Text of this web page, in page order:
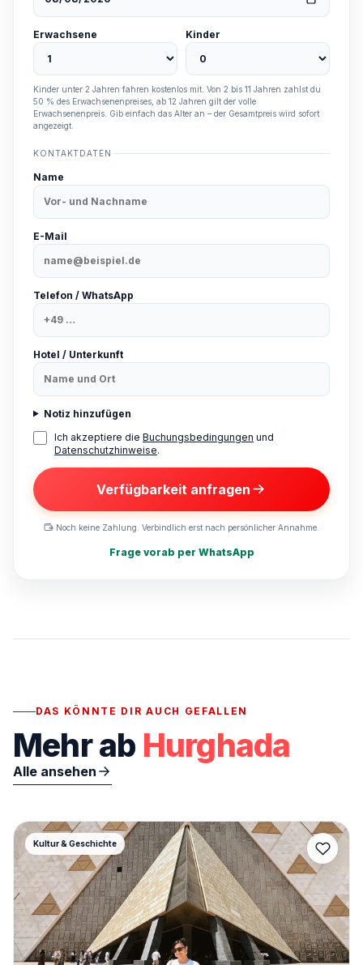
Erwachsene Kinder
Kinder unter 2 Jahren fahren kostenlos mit. Von 2 bis 11 Jahren zahlst du
50 % des Erwachsenenpreises, ab 12 Jahren gilt der volle
Erwachsenenpreis. Gib einfach das Alter an – der Gesamtpreis wird sofort
angezeigt.
KONTAKTDATEN
Name
E-Mail
Telefon / WhatsApp
Hotel / Unterkunft
Notiz hinzufügen
Ich akzeptiere die Buchungsbedingungen und
Datenschutzhinweise.
Verfügbarkeit anfragen
Noch keine Zahlung. Verbindlich erst nach persönlicher Annahme.
Frage vorab per WhatsApp
DAS KÖNNTE DIR AUCH GEFALLEN
Mehr ab Hurghada
Alle ansehen
Kultur & Geschichte